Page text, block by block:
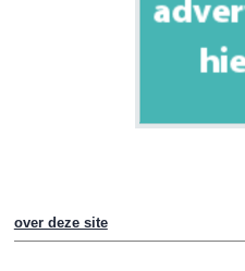
over deze site